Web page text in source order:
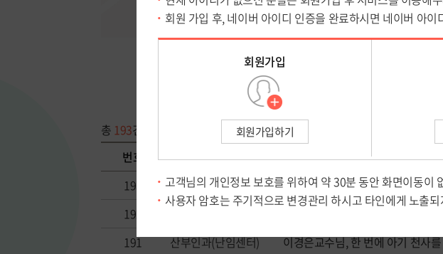
따뜻하
총 193건
번호
진료과
193
진단검사의학과 오 주영 (임상병리실) 선생님께 감
192
191
산부인과(난임센터) 이경은교수님, 한 번에 아기 천사